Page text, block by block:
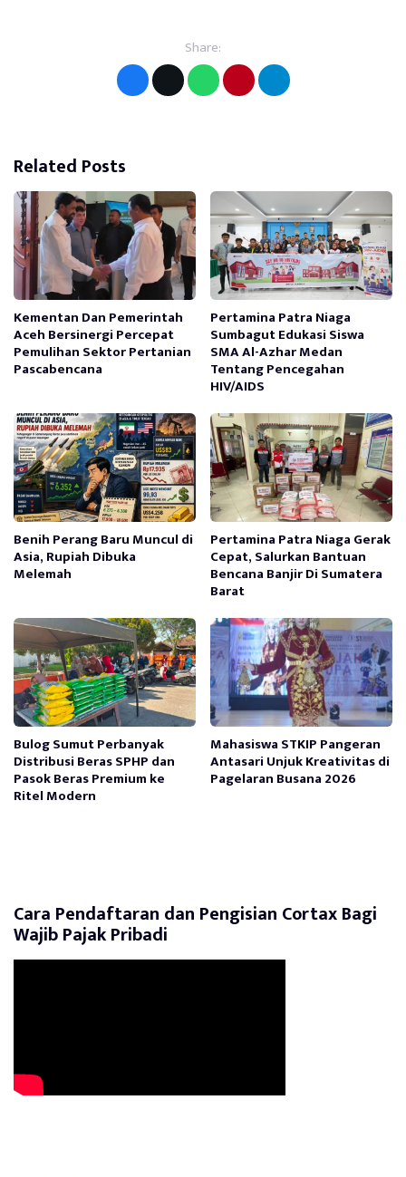
Share:
Related Posts
Kementan Dan Pemerintah
Aceh Bersinergi Percepat
Pemulihan Sektor Pertanian
Pascabencana
Pertamina Patra Niaga
Sumbagut Edukasi Siswa
SMA Al-Azhar Medan
Tentang Pencegahan
HIV/AIDS
Benih Perang Baru Muncul di
Asia, Rupiah Dibuka
Melemah
Pertamina Patra Niaga Gerak
Cepat, Salurkan Bantuan
Bencana Banjir Di Sumatera
Barat
Bulog Sumut Perbanyak
Distribusi Beras SPHP dan
Pasok Beras Premium ke
Ritel Modern
Mahasiswa STKIP Pangeran
Antasari Unjuk Kreativitas di
Pagelaran Busana 2026
Cara Pendaftaran dan Pengisian Cortax Bagi
Wajib Pajak Pribadi